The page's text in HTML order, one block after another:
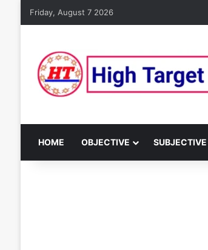
Friday, August 7 2026
HOME OBJECTIVE SUBJECTIVE